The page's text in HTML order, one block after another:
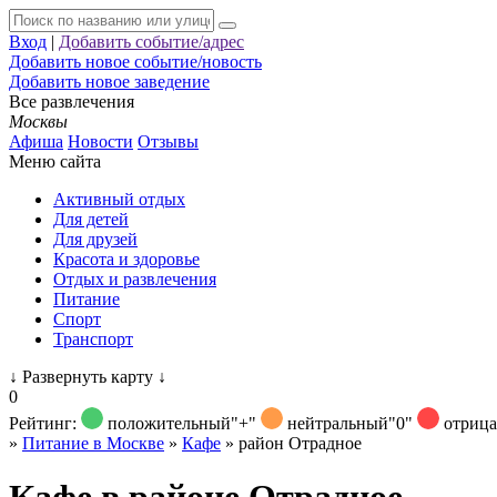
Вход | Добавить событие/адрес
Добавить новое событие/новость
Добавить новое заведение
Все развлечения
Москвы
Афиша Новости Отзывы
Меню сайта
Активный отдых
Для детей
Для друзей
Красота и здоровье
Отдых и развлечения
Питание
Спорт
Транспорт
↓ Развернуть карту ↓
0
Рейтинг:
положительный"+" нейтральный"0"
» Питание в Москве » Кафе » район Отрадное